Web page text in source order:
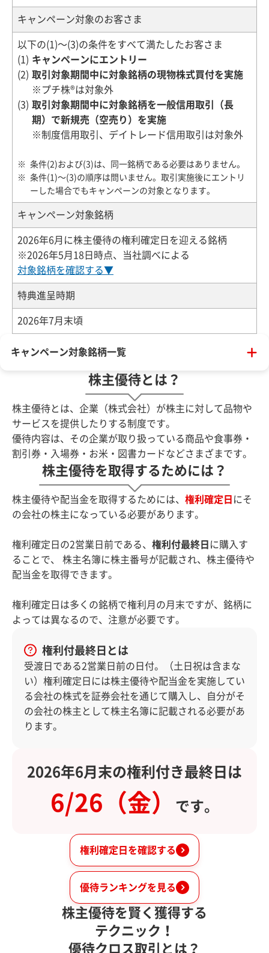
キャンペーン対象のお客さま
以下の(1)～(3)の条件をすべて満たしたお客さま
キャンペーンにエントリー
取引対象期間中に対象銘柄の現物株式買付を実施
※プチ株®は対象外
取引対象期間中に対象銘柄を一般信用取引（長
期）で新規売（空売り）を実施
※制度信用取引、デイトレード信用取引は対象外
条件(2)および(3)は、同一銘柄である必要はありません。
条件(1)～(3)の順序は問いません。取引実施後にエントリ
ーした場合でもキャンペーンの対象となります。
キャンペーン対象銘柄
2026年6月に株主優待の権利確定日を迎える銘柄
※2026年5月18日時点、当社調べによる
対象銘柄を確認する▼
特典進呈時期
2026年7月末頃
キャンペーン対象銘柄一覧
株主優待とは？
株主優待とは、企業（株式会社）が株主に対して品物や
サービスを提供したりする制度です。
優待内容は、その企業が取り扱っている商品や食事券・
割引券・入場券・お米・図書カードなどさまざまです。
株主優待を取得するためには？
株主優待や配当金を取得するためには、 権利確定日 にそ
の会社の株主になっている必要があります。
権利確定日の2営業日前である、 権利付最終日 に購入す
ることで、
株主名簿に株主番号が記載され、株主優待や
配当金を取得できます。
権利確定日は多くの銘柄で権利月の月末ですが、銘柄に
よっては異なるので、注意が必要です。
権利付最終日とは
受渡日である2営業日前の日付。（土日祝は含まな
い）権利確定日には株主優待や配当金を実施してい
る会社の株式を証券会社を通じて購入し、自分がそ
の会社の株主として株主名簿に記載される必要があ
ります。
2026年6月末の権利付き最終日は
6/26（金） です。
権利確定日を確認する
優待ランキングを見る
株主優待を賢く獲得する
テクニック！
優待クロス取引とは？